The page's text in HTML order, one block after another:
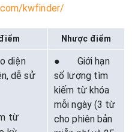
kwfinder/
Nhược điểm
diện
dễ sử
từ
● Giới hạn
số lượng tìm
kiếm từ khóa
mỗi ngày (3 từ
cho phiên bản